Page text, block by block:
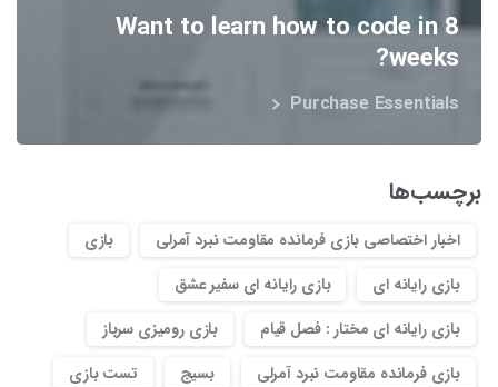
Want to learn how to code in 8
weeks?
Purchase Essentials
برچسب‌ها
اخبار اختصاصی بازی فرمانده مقاومت نبرد آمرلی
بازی
بازی رایانه ای
بازی رایانه ای سفیر عشق
بازی رایانه ای مختار : فصل قیام
بازی رومیزی سرباز
بازی فرمانده مقاومت نبرد آمرلی
بسیج
تست بازی